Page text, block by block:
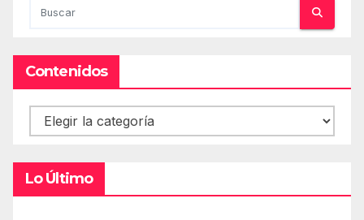
Contenidos
Contenidos
Lo Último